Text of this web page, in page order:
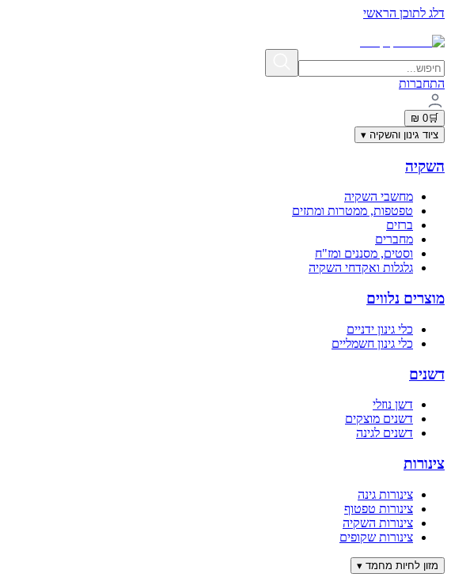
דלג לתוכן הראשי
התחברות
🛒
0 ₪
ציוד גינון והשקיה ▾
השקיה
מחשבי השקיה
טפטפות, ממטרות ומתזים
ברזים
מחברים
וסטים, מסננים ומז"ח
גלגלות ואקדחי השקיה
מוצרים נלווים
כלי גינון ידניים
כלי גינון חשמליים
דשנים
דשן נוזלי
דשנים מוצקים
דשנים לגינה
צינורות
צינורות גינה
צינורות טפטוף
צינורות השקיה
צינורות שקופים
מזון לחיות מחמד ▾